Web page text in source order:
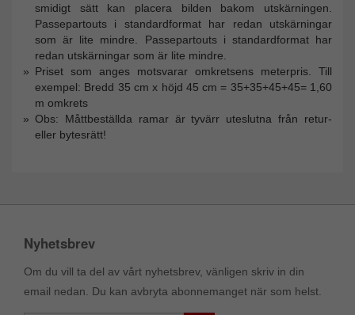
smidigt sätt kan placera bilden bakom utskärningen.
Passepartouts i standardformat har redan utskärningar
som är lite mindre. Passepartouts i standardformat har
redan utskärningar som är lite mindre.
Priset som anges motsvarar omkretsens meterpris. Till
exempel: Bredd 35 cm x höjd 45 cm = 35+35+45+45= 1,60
m omkrets
Obs: Måttbeställda ramar är tyvärr uteslutna från retur-
eller bytesrätt!
Nyhetsbrev
Om du vill ta del av vårt nyhetsbrev, vänligen skriv in din
email nedan. Du kan avbryta abonnemanget när som helst.